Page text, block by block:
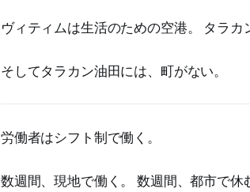
ヴィティムは生活のための空港。 タラカ
そしてタラカン油田には、町がない。
労働者はシフト制で働く。
数週間、現地で働く。 数週間、都市で